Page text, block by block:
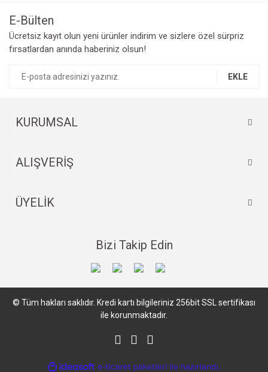
Ürün resmi kalitesiz, bozuk veya görüntülenemiyor.
Ürün açıklamasında eksik bilgiler bulunuyor.
E-Bülten
Ücretsiz kayıt olun yeni ürünler indirim ve sizlere özel sürpriz
fırsatlardan anında haberiniz olsun!
EKLE
KURUMSAL
ALIŞVERİŞ
ÜYELİK
Bizi Takip Edin
© Tüm hakları saklıdır. Kredi kartı bilgileriniz 256bit SSL sertifikası
ile korunmaktadır.
ideasoft e-